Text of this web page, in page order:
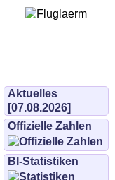
Aktuelles
[07.08.2026]
Offizielle Zahlen
BI-Statistiken